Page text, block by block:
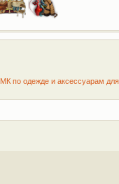
МК по одежде и аксессуарам